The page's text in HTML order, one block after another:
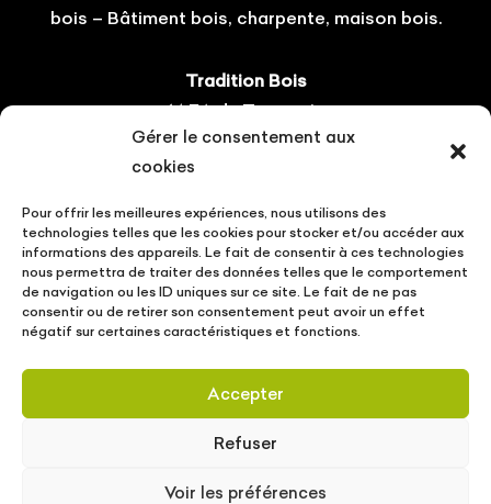
Gérer le consentement aux
cookies
Pour offrir les meilleures expériences, nous utilisons des
technologies telles que les cookies pour stocker et/ou accéder aux
informations des appareils. Le fait de consentir à ces technologies
nous permettra de traiter des données telles que le comportement
de navigation ou les ID uniques sur ce site. Le fait de ne pas
consentir ou de retirer son consentement peut avoir un effet
négatif sur certaines caractéristiques et fonctions.
Accepter
Refuser
Voir les préférences
bois – Bâtiment bois, charpente, maison bois.
Tradition Bois
14 ZA du Tourneris
31470 Bonrepos-sur-Aussonnelle
Tel : 05.61.08.60.54
Suivez-nous !
MENTIONS LÉGALES
Tradition Bois © Copyright